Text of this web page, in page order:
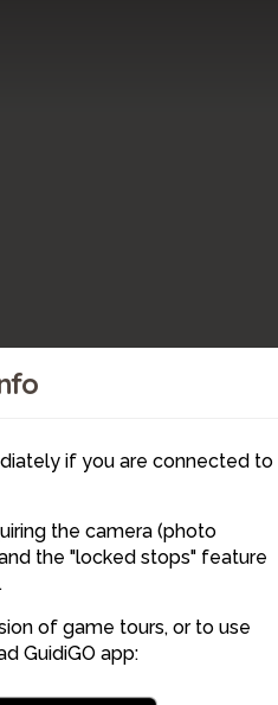
if you are connected to
the camera (photo
the "locked stops" feature
of game tours, or to use
GuidiGO app:
1